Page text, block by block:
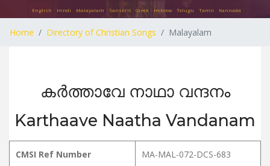
English Hindi Malayalam Sanskrit Greek Hebrew Telugu Tamil Kannada
Home Directory of Christian Songs Malayalam
കർത്താവേ നാഥാ വന്ദനം
Karthaave Naatha Vandanam
CMSI Ref Number MA-MAL-072-DCS-683